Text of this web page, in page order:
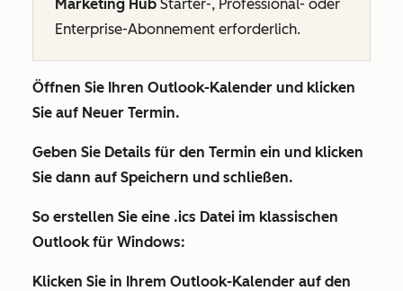
Marketing Hub Starter-, Professional- oder
Enterprise-Abonnement erforderlich.
Öffnen Sie Ihren Outlook-Kalender und klicken
Sie auf Neuer Termin.
Geben Sie Details für den Termin ein und klicken
Sie dann auf Speichern und schließen.
So erstellen Sie eine .ics Datei im klassischen
Outlook für Windows:
Klicken Sie in Ihrem Outlook-Kalender auf den